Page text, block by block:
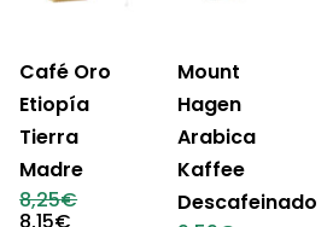
Café Oro
Etiopía
Tierra
Madre
8,25€El
Mount
Hagen
Arabica
Kaffee
Descafeinado